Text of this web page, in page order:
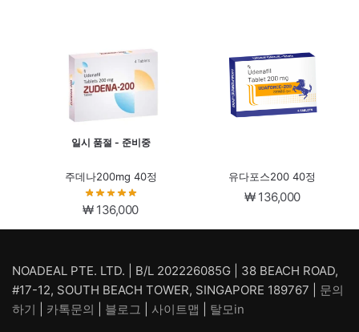
일시 품절 - 준비중
주데나200mg 40정
₩136,000
유다포스200 40정
₩136,000
NOADEAL PTE. LTD. | B/L 202226085G | 38 BEACH ROAD,
#17-12, SOUTH BEACH TOWER, SINGAPORE 189767 | 문의
하기
카톡문의 블로그 사이트맵 탈모in